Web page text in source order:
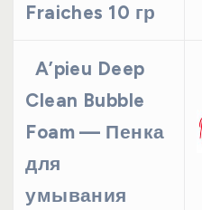
Fraiches 10 гр
A’pieu Deep
Clean Bubble
Foam — Пенка
для
умывания